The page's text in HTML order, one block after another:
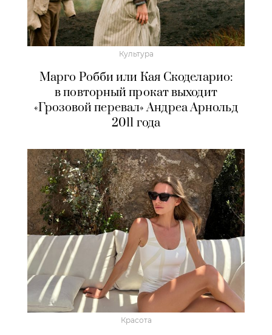
Культура
Марго Робби или Кая Скоделарио:
в повторный прокат выходит
«Грозовой перевал» Андреа Арнольд
2011 года
Красота